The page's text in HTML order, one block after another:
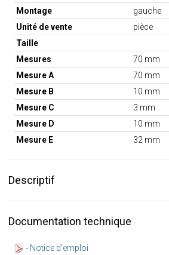
Montage
gauche
Unité de vente
pièce
Taille
Mesures
70 mm
Mesure A
70 mm
Mesure B
10 mm
Mesure C
3 mm
Mesure D
10 mm
Mesure E
32 mm
Descriptif
Documentation technique
- Notice d'emploi